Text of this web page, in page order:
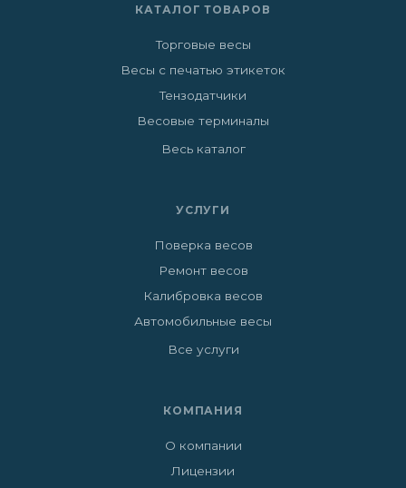
КАТАЛОГ ТОВАРОВ
Торговые весы
Весы с печатью этикеток
Тензодатчики
Весовые терминалы
Весь каталог
УСЛУГИ
Поверка весов
Ремонт весов
Калибровка весов
Автомобильные весы
Все услуги
КОМПАНИЯ
О компании
Лицензии